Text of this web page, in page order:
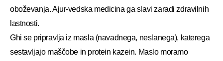
oboževanja. Ajur-vedska medicina ga slavi zaradi zdravilnih
lastnosti.
Ghi se pripravlja iz masla (navadnega, neslanega), katerega
sestavljajo maščobe in protein kazein. Maslo moramo